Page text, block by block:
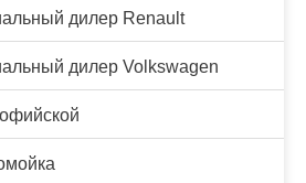
дилер Renault
дилер Volkswagen